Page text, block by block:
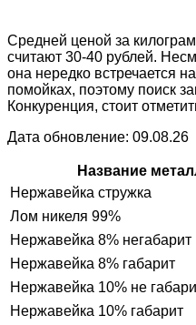
Средней ценой за
считают 30-40 рублей.
она нередко встречается
помойках, поэтому поиск
Конкуренция, стоит
Дата обновление: 09.08.26
Название
Нержавейка стружка
Лом никеля 99%
Нержавейка 8% негабарит
Нержавейка 8% габарит
Нержавейка 10% не
Нержавейка 10% габарит